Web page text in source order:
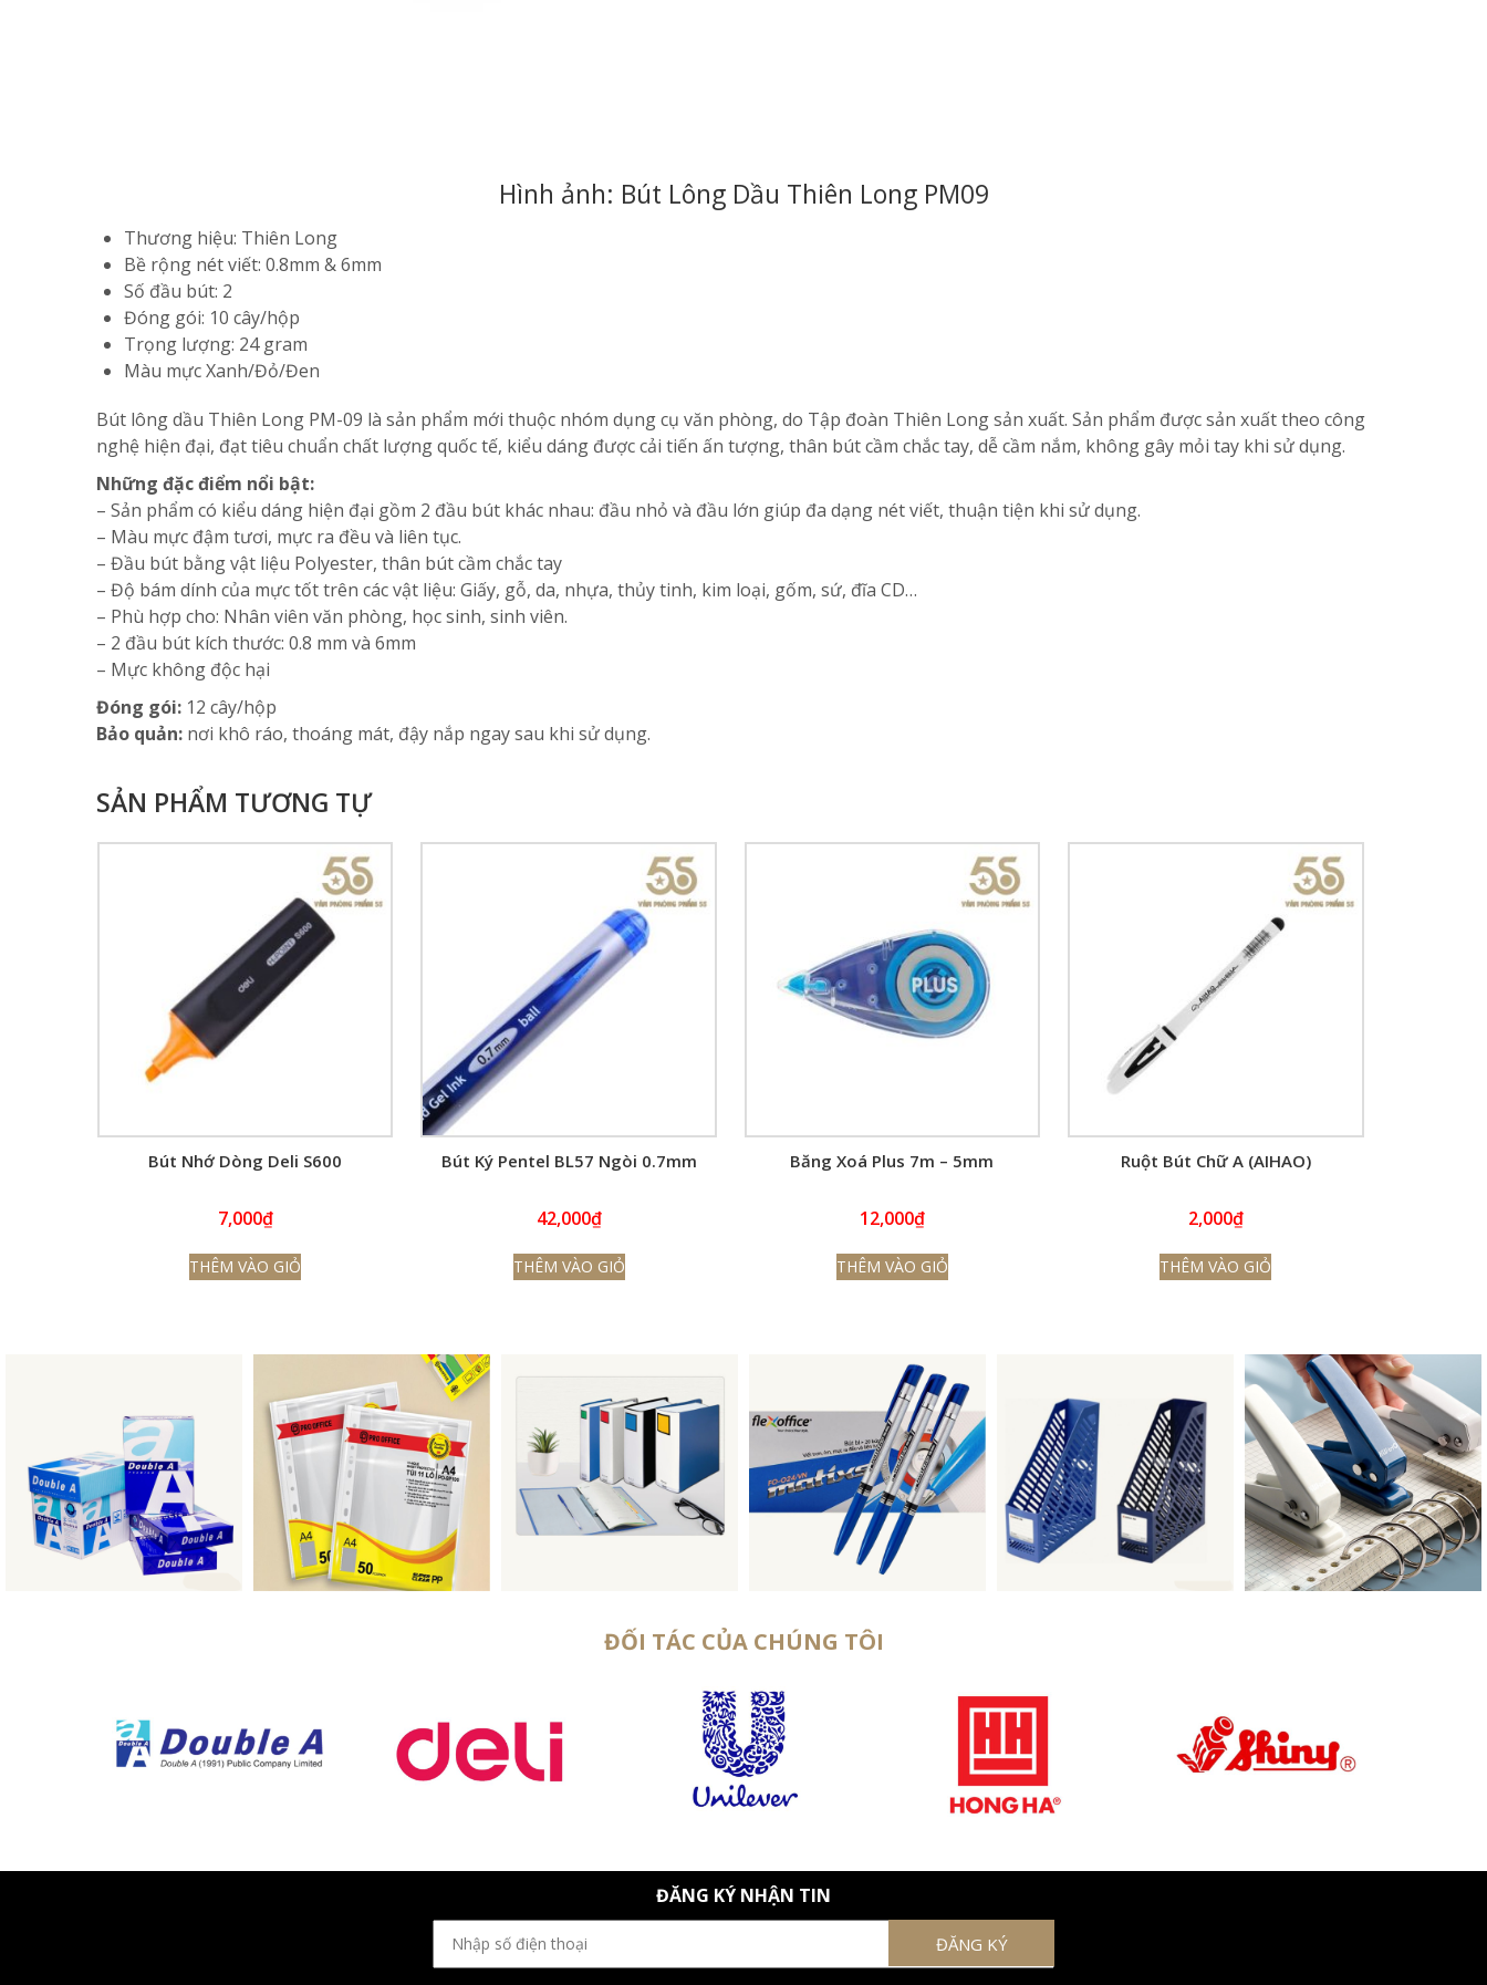
Hình ảnh: Bút Lông Dầu Thiên Long PM09
Thương hiệu: Thiên Long
Bề rộng nét viết: 0.8mm & 6mm
Số đầu bút: 2
Đóng gói: 10 cây/hộp
Trọng lượng: 24 gram
Màu mực Xanh/Đỏ/Đen
Bút lông dầu Thiên Long PM-09 là sản phẩm mới thuộc nhóm dụng cụ văn phòng, do Tập đoàn Thiên Long sản xuất. Sản phẩm được sản xuất theo công
nghệ hiện đại, đạt tiêu chuẩn chất lượng quốc tế, kiểu dáng được cải tiến ấn tượng, thân bút cầm chắc tay, dễ cầm nắm, không gây mỏi tay khi sử dụng.
Những đặc điểm nổi bật:
– Sản phẩm có kiểu dáng hiện đại gồm 2 đầu bút khác nhau: đầu nhỏ và đầu lớn giúp đa dạng nét viết, thuận tiện khi sử dụng.
– Màu mực đậm tươi, mực ra đều và liên tục.
– Đầu bút bằng vật liệu Polyester, thân bút cầm chắc tay
– Độ bám dính của mực tốt trên các vật liệu: Giấy, gỗ, da, nhựa, thủy tinh, kim loại, gốm, sứ, đĩa CD…
– Phù hợp cho: Nhân viên văn phòng, học sinh, sinh viên.
– 2 đầu bút kích thước: 0.8 mm và 6mm
– Mực không độc hại
Đóng gói: 12 cây/hộp
Bảo quản: nơi khô ráo, thoáng mát, đậy nắp ngay sau khi sử dụng.
SẢN PHẨM TƯƠNG TỰ
Bút Nhớ Dòng Deli S600
7,000₫
THÊM VÀO GIỎ
Bút Ký Pentel BL57 Ngòi 0.7mm
42,000₫
THÊM VÀO GIỎ
Băng Xoá Plus 7m – 5mm
12,000₫
THÊM VÀO GIỎ
Ruột Bút Chữ A (AIHAO)
2,000₫
THÊM VÀO GIỎ
ĐỐI TÁC CỦA CHÚNG TÔI
ĐĂNG KÝ NHẬN TIN